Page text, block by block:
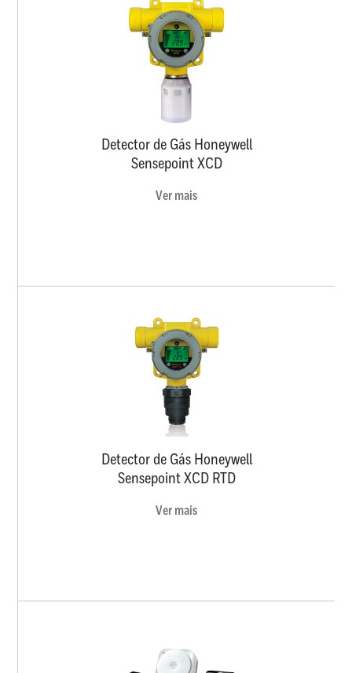
Detector de Gás Honeywell
Sensepoint XCD
Ver mais
Detector de Gás Honeywell
Sensepoint XCD RTD
Ver mais